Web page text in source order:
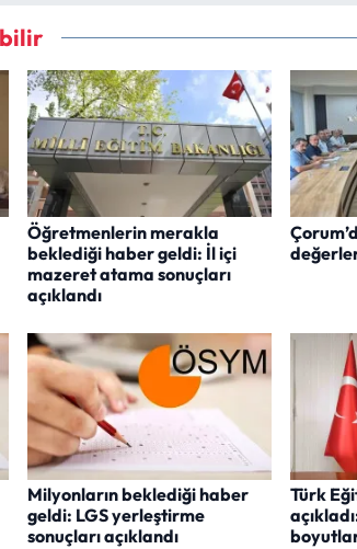
Öğretmenlerin merakla
beklediği haber geldi: İl içi
mazeret atama sonuçları
açıklandı
Milyonların beklediği haber
geldi: LGS yerleştirme
sonuçları açıklandı
Türk